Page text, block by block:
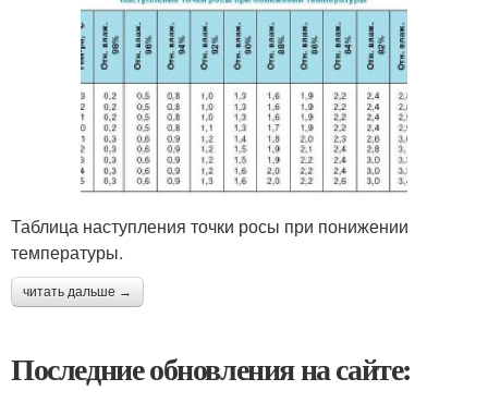
Таблица наступления точки росы при понижении
температуры.
читать дальше →
Последние обновления на сайте: